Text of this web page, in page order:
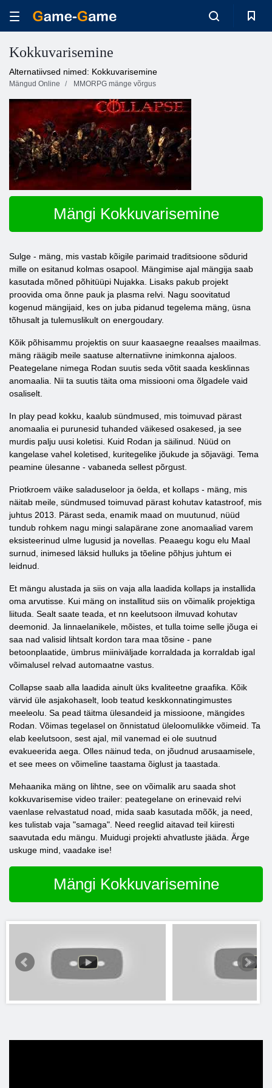
Kokkuvarisemine
Alternatiivsed nimed: Kokkuvarisemine
Mängud Online MMORPG mänge võrgus
Mängi Kokkuvarisemine
Sulge - mäng, mis vastab kõigile parimaid traditsioone sõdurid
mille on esitanud kolmas osapool. Mängimise ajal mängija saab
kasutada mõned põhitüüpi Nujakka. Lisaks pakub projekt
proovida oma õnne pauk ja plasma relvi. Nagu soovitatud
kogenud mängijaid, kes on juba pidanud tegelema mäng, üsna
tõhusalt ja tulemuslikult on energoudary.
Kõik põhisammu projektis on suur kaasaegne reaalses maailmas.
mäng räägib meile saatuse alternatiivne inimkonna ajaloos.
Peategelane nimega Rodan suutis seda võtit saada kesklinnas
anomaalia. Nii ta suutis täita oma missiooni oma õlgadele vaid
osaliselt.
In play pead kokku, kaalub sündmused, mis toimuvad pärast
anomaalia ei purunesid tuhanded väikesed osakesed, ja see
murdis palju uusi koletisi. Kuid Rodan ja säilinud. Nüüd on
kangelase vahel koletised, kuritegelike jõukude ja sõjavägi. Tema
peamine ülesanne - vabaneda sellest põrgust.
Priotkroem väike saladuseloor ja öelda, et kollaps - mäng, mis
näitab meile, sündmused toimuvad pärast kohutav katastroof, mis
juhtus 2013. Pärast seda, enamik maad on muutunud, nüüd
tundub rohkem nagu mingi salapärane zone anomaaliad varem
eksisteerinud ulme lugusid ja novellas. Peaaegu kogu elu Maal
surnud, inimesed läksid hulluks ja tõeline põhjus juhtum ei
leidnud.
Et mängu alustada ja siis on vaja alla laadida kollaps ja installida
oma arvutisse. Kui mäng on installitud siis on võimalik projektiga
liituda. Sealt saate teada, et nn keelutsoon ilmuvad kohutav
deemonid. Ja linnaelanikele, mõistes, et tulla toime selle jõuga ei
saa nad valisid lihtsalt kordon tara maa tõsine - pane
betoonplaatide, ümbrus miiniväljade korraldada ja korraldab igal
võimalusel relvad automaatne vastus.
Collapse saab alla laadida ainult üks kvaliteetne graafika. Kõik
värvid üle asjakohaselt, loob teatud keskkonnatingimustes
meeleolu. Sa pead täitma ülesandeid ja missioone, mängides
Rodan. Võimas tegelasel on õnnistatud üleloomulikke võimeid. Ta
elab keelutsoon, sest ajal, mil vanemad ei ole suutnud
evakueerida aega. Olles näinud teda, on jõudnud arusaamisele,
et see mees on võimeline taastama õiglust ja taastada.
Mehaanika mäng on lihtne, see on võimalik aru saada shot
kokkuvarisemise video trailer: peategelane on erinevaid relvi
vaenlase relvastatud noad, mida saab kasutada mõõk, ja need,
kes tulistab vaja "samaga". Need reeglid aitavad teil kiiresti
saavutada edu mängu. Muidugi projekti ahvatluste jääda. Ärge
uskuge mind, vaadake ise!
Mängi Kokkuvarisemine